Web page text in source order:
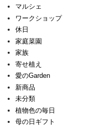
マルシェ
ワークショップ
休日
家庭菜園
家族
寄せ植え
愛のGarden
新商品
未分類
植物色の毎日
母の日ギフト